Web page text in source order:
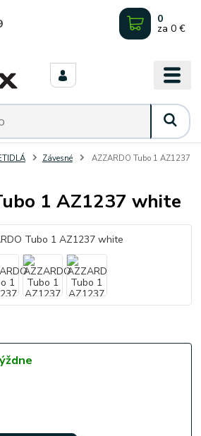
0
za 0 €
Závesné
AZZARDO Tubo 1 AZ1237
1 AZ1237 white